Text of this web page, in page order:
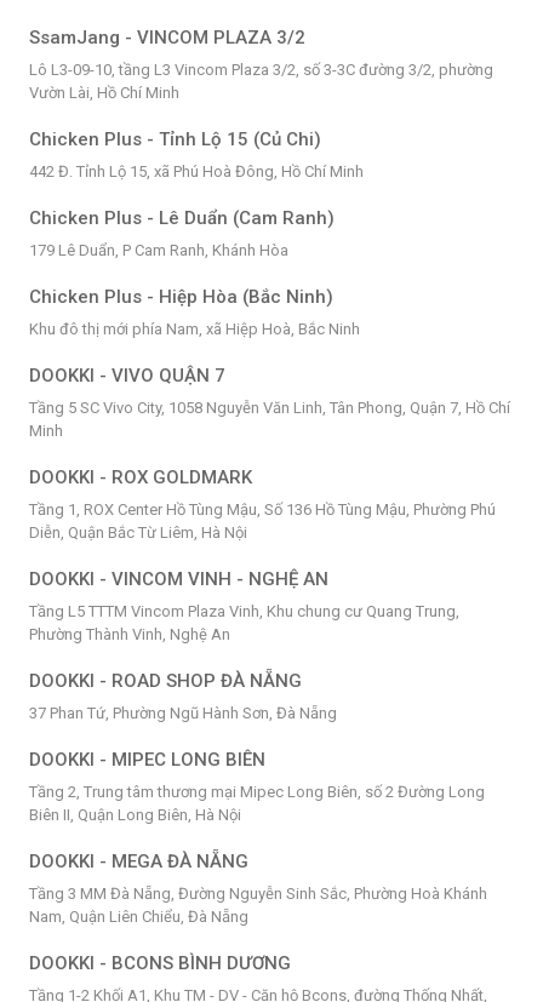
SsamJang - VINCOM PLAZA 3/2
Lô L3-09-10, tầng L3 Vincom Plaza 3/2, số 3-3C đường 3/2, phường
Vườn Lài, Hồ Chí Minh
Chicken Plus - Tỉnh Lộ 15 (Củ Chi)
442 Đ. Tỉnh Lộ 15, xã Phú Hoà Đông, Hồ Chí Minh
Chicken Plus - Lê Duẩn (Cam Ranh)
179 Lê Duẩn, P Cam Ranh, Khánh Hòa
Chicken Plus - Hiệp Hòa (Bắc Ninh)
Khu đô thị mới phía Nam, xã Hiệp Hoà, Bắc Ninh
DOOKKI - VIVO QUẬN 7
Tầng 5 SC Vivo City, 1058 Nguyễn Văn Linh, Tân Phong, Quận 7, Hồ Chí
Minh
DOOKKI - ROX GOLDMARK
Tầng 1, ROX Center Hồ Tùng Mậu, Số 136 Hồ Tùng Mậu, Phường Phú
Diễn, Quận Bắc Từ Liêm, Hà Nội
DOOKKI - VINCOM VINH - NGHỆ AN
Tầng L5 TTTM Vincom Plaza Vinh, Khu chung cư Quang Trung,
Phường Thành Vinh, Nghệ An
DOOKKI - ROAD SHOP ĐÀ NẴNG
37 Phan Tứ, Phường Ngũ Hành Sơn, Đà Nẵng
DOOKKI - MIPEC LONG BIÊN
Tầng 2, Trung tâm thương mại Mipec Long Biên, số 2 Đường Long
Biên II, Quận Long Biên, Hà Nội
DOOKKI - MEGA ĐÀ NẴNG
Tầng 3 MM Đà Nẵng, Đường Nguyễn Sinh Sắc, Phường Hoà Khánh
Nam, Quận Liên Chiểu, Đà Nẵng
DOOKKI - BCONS BÌNH DƯƠNG
Tầng 1-2 Khối A1, Khu TM - DV - Căn hộ Bcons, đường Thống Nhất,